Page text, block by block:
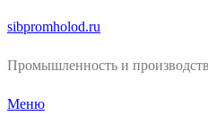
Перейти
содержимому
sibpromholod.ru
Промышленность и
Меню